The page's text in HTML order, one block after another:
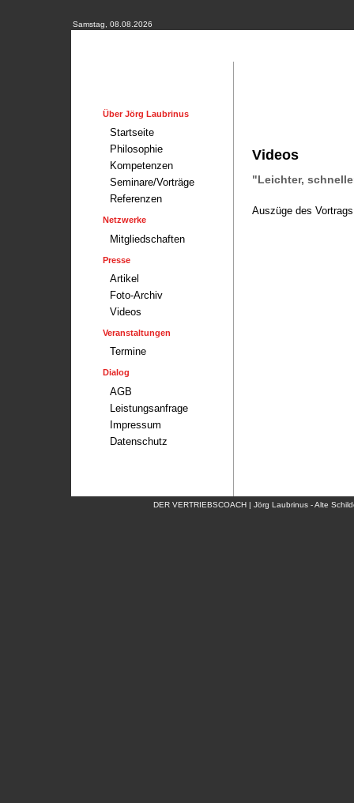
Samstag, 08.08.2026
Über Jörg Laubrinus
Startseite
Philosophie
Kompetenzen
Seminare/Vorträge
Referenzen
Netzwerke
Mitgliedschaften
Presse
Artikel
Foto-Archiv
Videos
Veranstaltungen
Termine
Dialog
AGB
Leistungsanfrage
Impressum
Datenschutz
Videos
"Leichter,
Auszüge des
DER VERTRIEBSCOACH | Jörg Laubrinus - Alte